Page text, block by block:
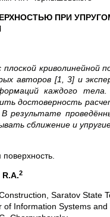
ПРИ
криволинейной
авторов [1, 3] и
каждого тела.
достоверность
сближение и
2
Saratov State
Information Systems and